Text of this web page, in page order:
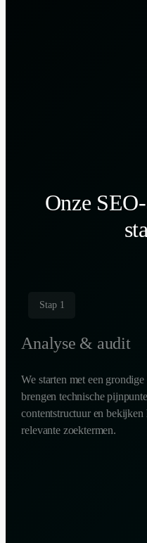
Onze
Stap 1
Analyse & audit
We starten met een
brengen technische
contentstructuur en
relevante zoektermen.